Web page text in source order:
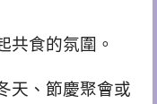
共食的氛圍。
天、節慶聚會或